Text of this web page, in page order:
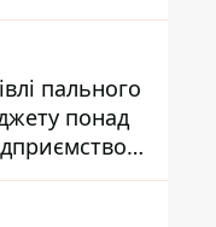
два роки
пального
понад